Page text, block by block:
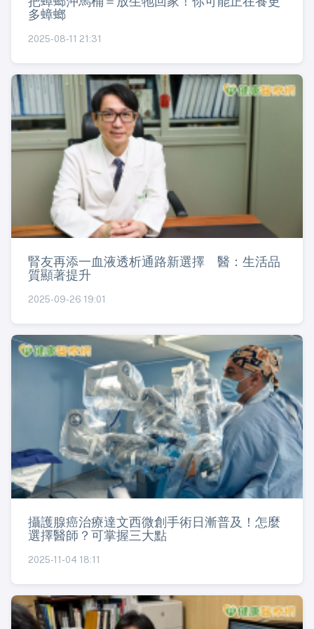
多蟑螂
2025-08-11 21:31
腎友再添一血液透析通路新選擇 醫：生活品
質顯著提升
2025-09-26 19:01
攝護腺癌治療達文西微創手術日漸普及！怎麼
選擇醫師？可掌握三大點
2025-11-04 18:11